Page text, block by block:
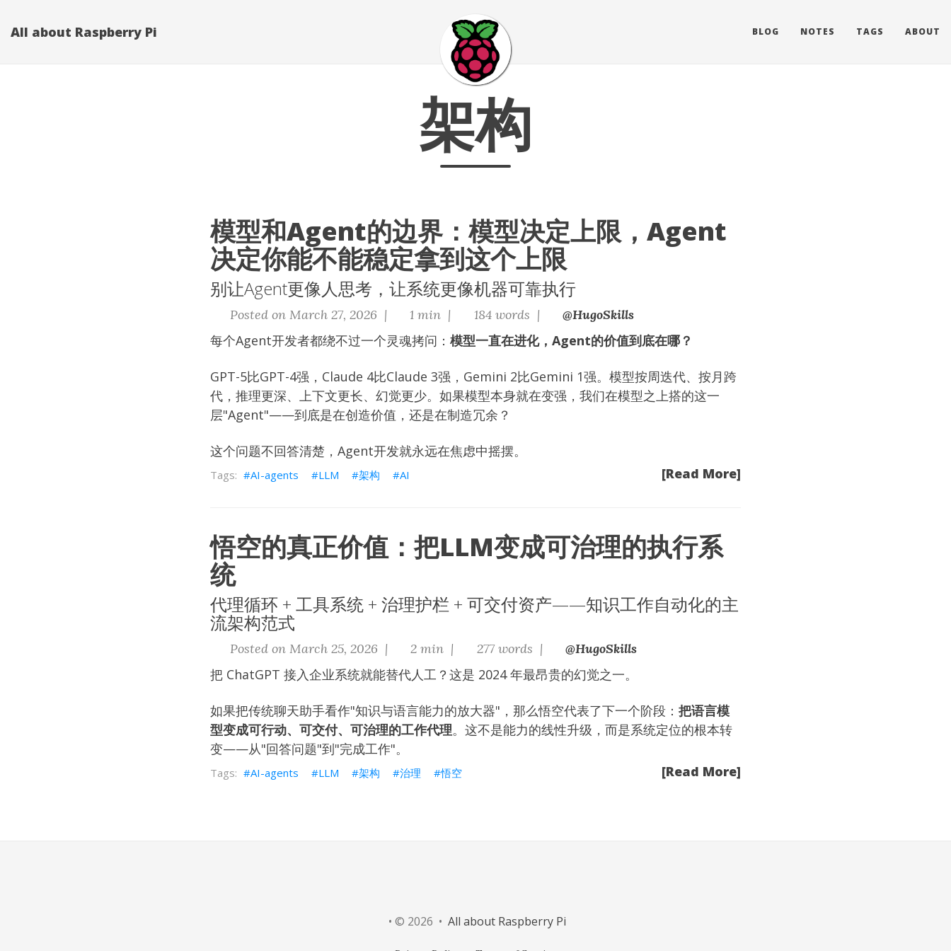
All about Raspberry Pi BLOG NOTES TAGS ABOUT
架构
模型和Agent的边界：模型决定上限，Agent
决定你能不能稳定拿到这个上限
别让Agent更像人思考，让系统更像机器可靠执行
Posted on March 27, 2026 | 1 min | 184 words | @HugoSkills
每个Agent开发者都绕不过一个灵魂拷问： 模型一直在进化，Agent的价值到底在哪？
GPT-5比GPT-4强，Claude 4比Claude 3强，Gemini 2比Gemini 1强。模型按周迭代、按月跨
代，推理更深、上下文更长、幻觉更少。如果模型本身就在变强，我们在模型之上搭的这一
层"Agent"——到底是在创造价值，还是在制造冗余？
这个问题不回答清楚，Agent开发就永远在焦虑中摇摆。
[Read More]
AI-agents LLM 架构 AI
悟空的真正价值：把LLM变成可治理的执行系
统
代理循环 + 工具系统 + 治理护栏 + 可交付资产——知识工作自动化的主
流架构范式
Posted on March 25, 2026 | 2 min | 277 words | @HugoSkills
把 ChatGPT 接入企业系统就能替代人工？这是 2024 年最昂贵的幻觉之一。
如果把传统聊天助手看作"知识与语言能力的放大器"，那么悟空代表了下一个阶段： 把语言模
型变成可行动、可交付、可治理的工作代理。这不是能力的线性升级，而是系统定位的根本转
变——从"回答问题"到"完成工作"。
[Read More]
AI-agents LLM 架构 治理 悟空
• © 2026 • All about Raspberry Pi